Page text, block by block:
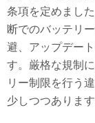
条項を定めまし
断でのバッテリ
避、アップデー
す。厳格な規制
リー制限を行う
少しつつあります